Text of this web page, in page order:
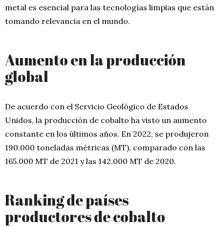
metal es esencial para las tecnologías limpias que están
tomando relevancia en el mundo.
Aumento en la producción
global
De acuerdo con el Servicio Geológico de Estados
Unidos, la producción de cobalto ha visto un aumento
constante en los últimos años. En 2022, se produjeron
190.000 toneladas métricas (MT), comparado con las
165.000 MT de 2021 y las 142.000 MT de 2020.
Ranking de países
productores de cobalto